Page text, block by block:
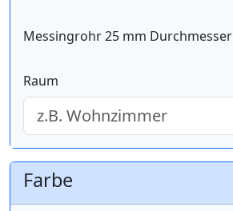
Messingrohr 25 mm Durchmesser
Raum
Farbe